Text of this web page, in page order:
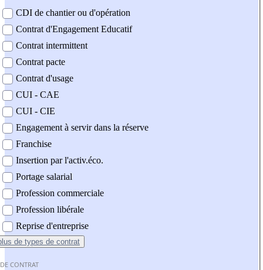
CDI de chantier ou d'opération
Contrat d'Engagement Educatif
Contrat intermittent
Contrat pacte
Contrat d'usage
CUI - CAE
CUI - CIE
Engagement à servir dans la réserve
Franchise
Insertion par l'activ.éco.
Portage salarial
Profession commerciale
Profession libérale
Reprise d'entreprise
de types de contrat
CONTRAT